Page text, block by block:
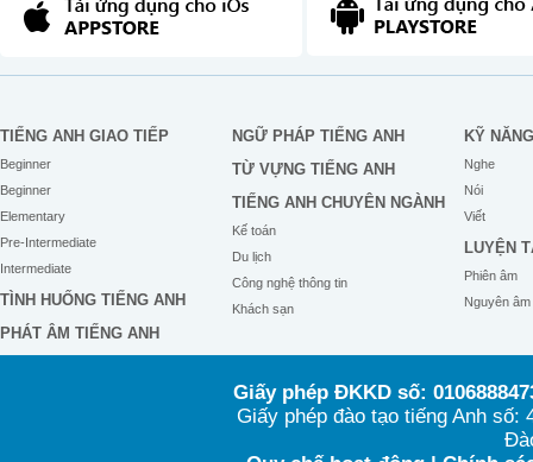
TIẾNG ANH GIAO TIẾP
Beginner
Beginner
Elementary
Pre-Intermediate
Intermediate
TÌNH HUỐNG TIẾNG ANH
PHÁT ÂM TIẾNG ANH
NGỮ PHÁP TIẾNG ANH
TỪ VỰNG TIẾNG ANH
TIẾNG ANH CHUYÊN NGÀNH
Kế toán
Du lịch
Công nghệ thông tin
Khách sạn
KỸ NĂNG
Nghe
Nói
Viết
LUYỆN
Phiên âm
Nguyên âm
Giấy phép ĐKKD số:
Giấy phép đào tạo tiếng Anh